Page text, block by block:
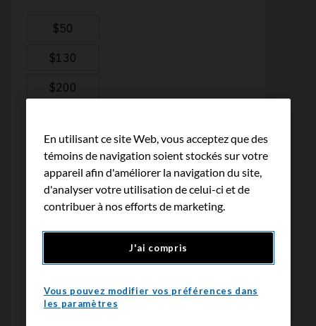
En utilisant ce site Web, vous acceptez que des
témoins de navigation soient stockés sur votre
appareil afin d'améliorer la navigation du site,
d'analyser votre utilisation de celui-ci et de
contribuer à nos efforts de marketing.
J'ai compris
Vous pouvez modifier vos préférences dans
les paramètres